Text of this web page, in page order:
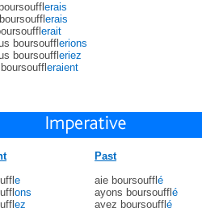
erais
erais
erait
boursoufflerions
boursouffleriez
eraient
e
ons
ez
Past
aie boursouffl é
ayons boursouffl é
ayez boursouffl é